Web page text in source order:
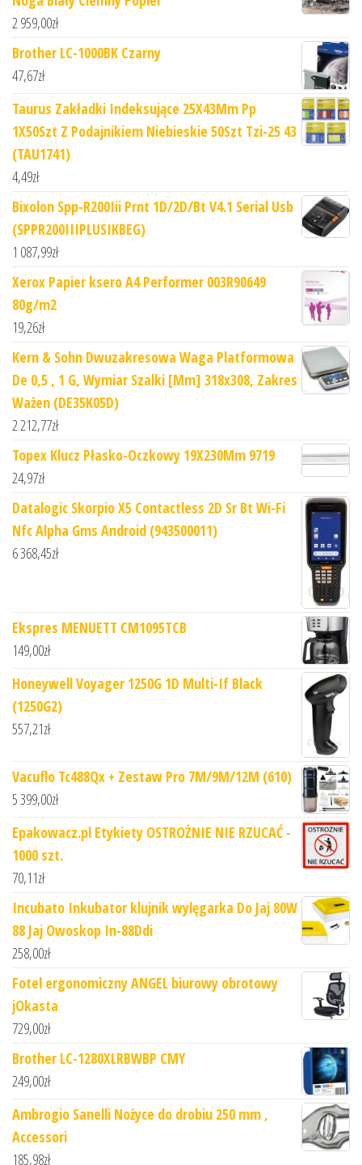
2 959,00zł
Brother LC-1000BK Czarny
47,67zł
Taurus Zakładki Indeksujące 25X43Mm Pp
1X50Szt Z Podajnikiem Niebieskie 50Szt Tzi-25 43
(TAU1741)
4,49zł
Bixolon Spp-R200Iii Prnt 1D/2D/Bt V4.1 Serial Usb
(SPPR200IIIPLUSIKBEG)
1 087,99zł
Xerox Papier ksero A4 Performer 003R90649
80g/m2
19,26zł
Kern & Sohn Dwuzakresowa Waga Platformowa
De 0,5 , 1 G, Wymiar Szalki [Mm] 318x308, Zakres
Ważen (DE35K05D)
2 212,77zł
Topex Klucz Płasko-Oczkowy 19X230Mm 9719
24,97zł
Datalogic Skorpio X5 Contactless 2D Sr Bt Wi-Fi
Nfc Alpha Gms Android (943500011)
6 368,45zł
Ekspres MENUETT CM1095TCB
149,00zł
Honeywell Voyager 1250G 1D Multi-If Black
(1250G2)
557,21zł
Vacuflo Tc488Qx + Zestaw Pro 7M/9M/12M (610)
5 399,00zł
Epakowacz.pl Etykiety OSTROŻNIE NIE RZUCAĆ -
1000 szt.
70,11zł
Incubato Inkubator klujnik wylęgarka Do Jaj 80W
88 Jaj Owoskop In-88Ddi
258,00zł
Fotel ergonomiczny ANGEL biurowy obrotowy
jOkasta
729,00zł
Brother LC-1280XLRBWBP CMY
249,00zł
Ambrogio Sanelli Nożyce do drobiu 250 mm ,
Accessori
185,98zł